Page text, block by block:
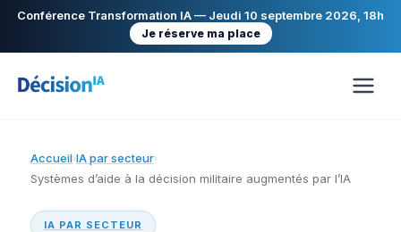
Conférence Transformation IA — Jeudi 10 septembre 2026, 18h
Je réserve ma place
Accueil›IA par secteur›
Systèmes d’aide à la décision militaire augmentés par l’IA
IA PAR SECTEUR